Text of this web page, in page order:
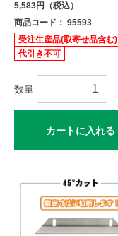
5,583円（税込）
商品コード： 95593
受注生産品(取寄せ品含む)
代引き不可
数量
カートに入れる